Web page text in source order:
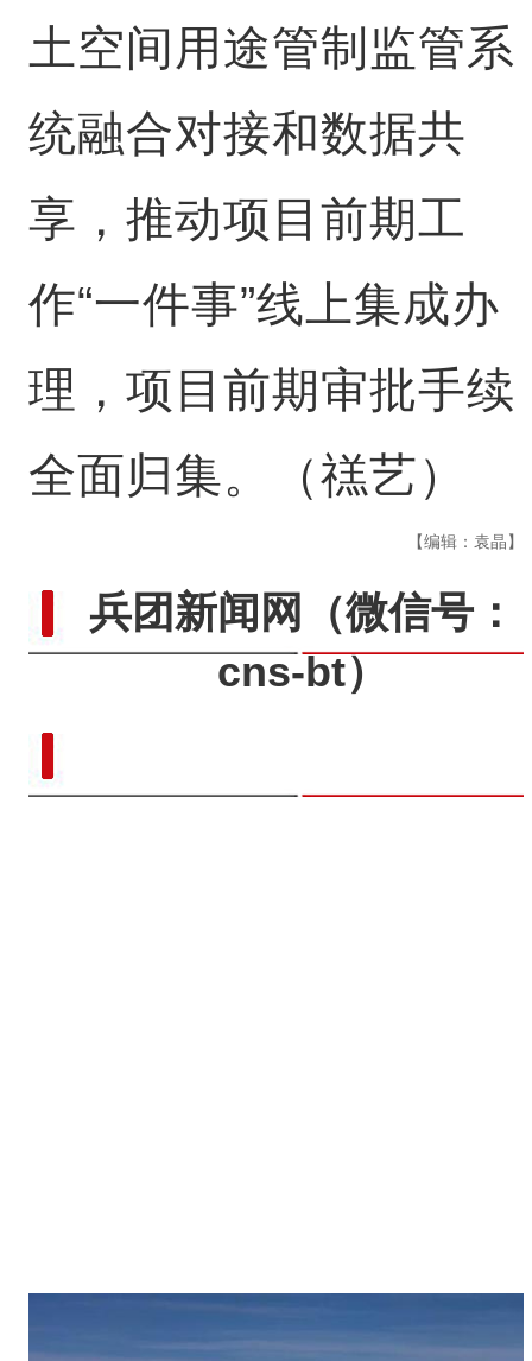
土空间用途管制监管系
统融合对接和数据共
享，推动项目前期工
作“一件事”线上集成办
理，项目前期审批手续
全面归集。（禚艺）
【编辑：袁晶】
兵团新闻网
（微信号：
cns-bt）